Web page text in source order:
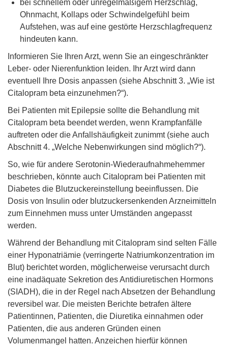
bei schnellem oder unregelmäßigem Herzschlag,
Ohnmacht, Kollaps oder Schwindelgefühl beim
Aufstehen, was auf eine gestörte Herzschlagfrequenz
hindeuten kann.
Informieren Sie Ihren Arzt, wenn Sie an eingeschränkter
Leber- oder Nierenfunktion leiden. Ihr Arzt wird dann
eventuell Ihre Dosis anpassen (siehe Abschnitt 3. „Wie ist
Citalopram beta einzunehmen?“).
Bei Patienten mit Epilepsie sollte die Behandlung mit
Citalopram beta beendet werden, wenn Krampfanfälle
auftreten oder die Anfallshäufigkeit zunimmt (siehe auch
Abschnitt 4. „Welche Nebenwirkungen sind möglich?“).
So, wie für andere Serotonin-Wiederaufnahmehemmer
beschrieben, könnte auch Citalopram bei Patienten mit
Diabetes die Blutzuckereinstellung beeinflussen. Die
Dosis von Insulin oder blutzuckersenkenden Arzneimitteln
zum Einnehmen muss unter Umständen angepasst
werden.
Während der Behandlung mit Citalopram sind selten Fälle
einer Hyponatriämie (verringerte Natriumkonzentration im
Blut) berichtet worden, möglicherweise verursacht durch
eine inadäquate Sekretion des Antidiuretischen Hormons
(SIADH), die in der Regel nach Absetzen der Behandlung
reversibel war. Die meisten Berichte betrafen ältere
Patientinnen, Patienten, die Diuretika einnahmen oder
Patienten, die aus anderen Gründen einen
Volumenmangel hatten. Anzeichen hierfür können